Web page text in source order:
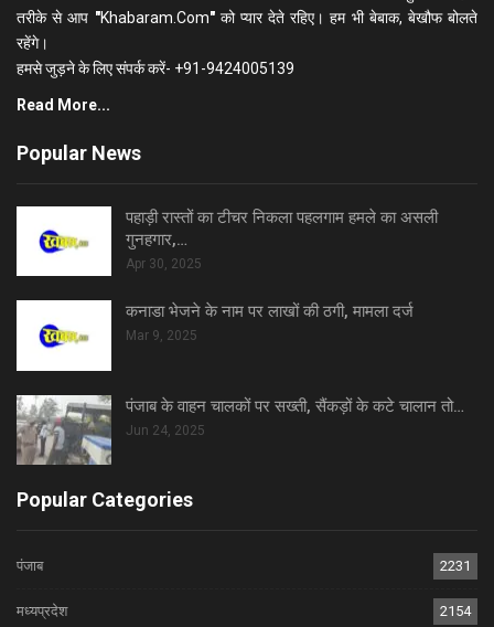
तरीके से आप "Khabaram.Com"को प्यार देते रहिए। हम भी बेबाक, बेखौफ बोलते
रहेंगे।
हमसे जुड़ने के लिए संपर्क करें- +91-9424005139
Read More...
Popular News
पहाड़ी रास्तों का टीचर निकला पहलगाम हमले का असली
गुनहगार,…
Apr 30, 2025
कनाडा भेजने के नाम पर लाखों की ठगी, मामला दर्ज
Mar 9, 2025
पंजाब के वाहन चालकों पर सख्ती, सैंकड़ों के कटे चालान तो…
Jun 24, 2025
Popular Categories
पंजाब 2231
मध्यप्रदेश 2154